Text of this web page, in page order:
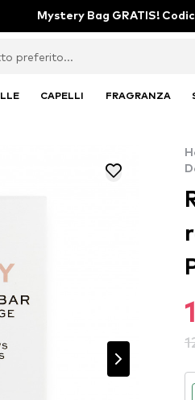
Mystery Bag GRATIS!
CAPELLI FRAGRANZA